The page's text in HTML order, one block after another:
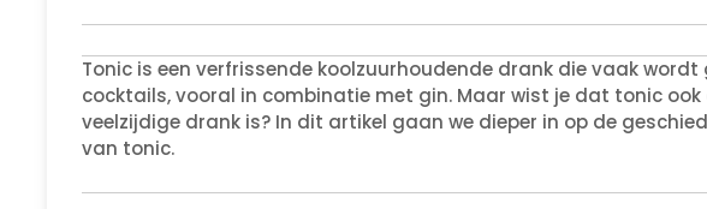
Tonic is een verfrissende koolzuurhoudende drank die vaak
cocktails, vooral in combinatie met gin. Maar wist je dat tonic ook
veelzijdige drank is? In dit artikel gaan we dieper in op de
van tonic.